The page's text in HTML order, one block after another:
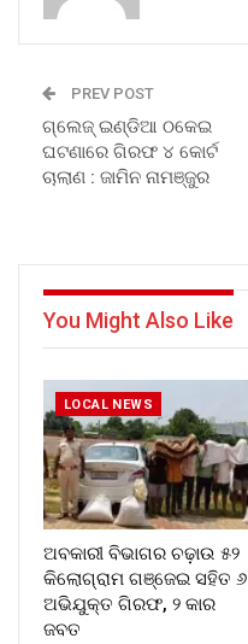
PREV POST
ଗ୍ଲେଜ୍ ଇଣ୍ଡିଆ ଠକେଇ
ଘଟଣାରେ ଗିରଫ ୪ କୋର୍ଟ
ଚାଲାଣ : ଜାମିନ ନାମଞ୍ଜୁର
You Might Also Like
LOCAL NEWS
ଅବକାରୀ ବିଭାଗର ଚଢ଼ାଉ ୫୨
କିଲୋଗ୍ରାମ ଗଞ୍ଜେଇ ସହିତ ୬
ଅଭିଯୁକ୍ତ ଗିରଫ, ୨ କାର
ଜବତ